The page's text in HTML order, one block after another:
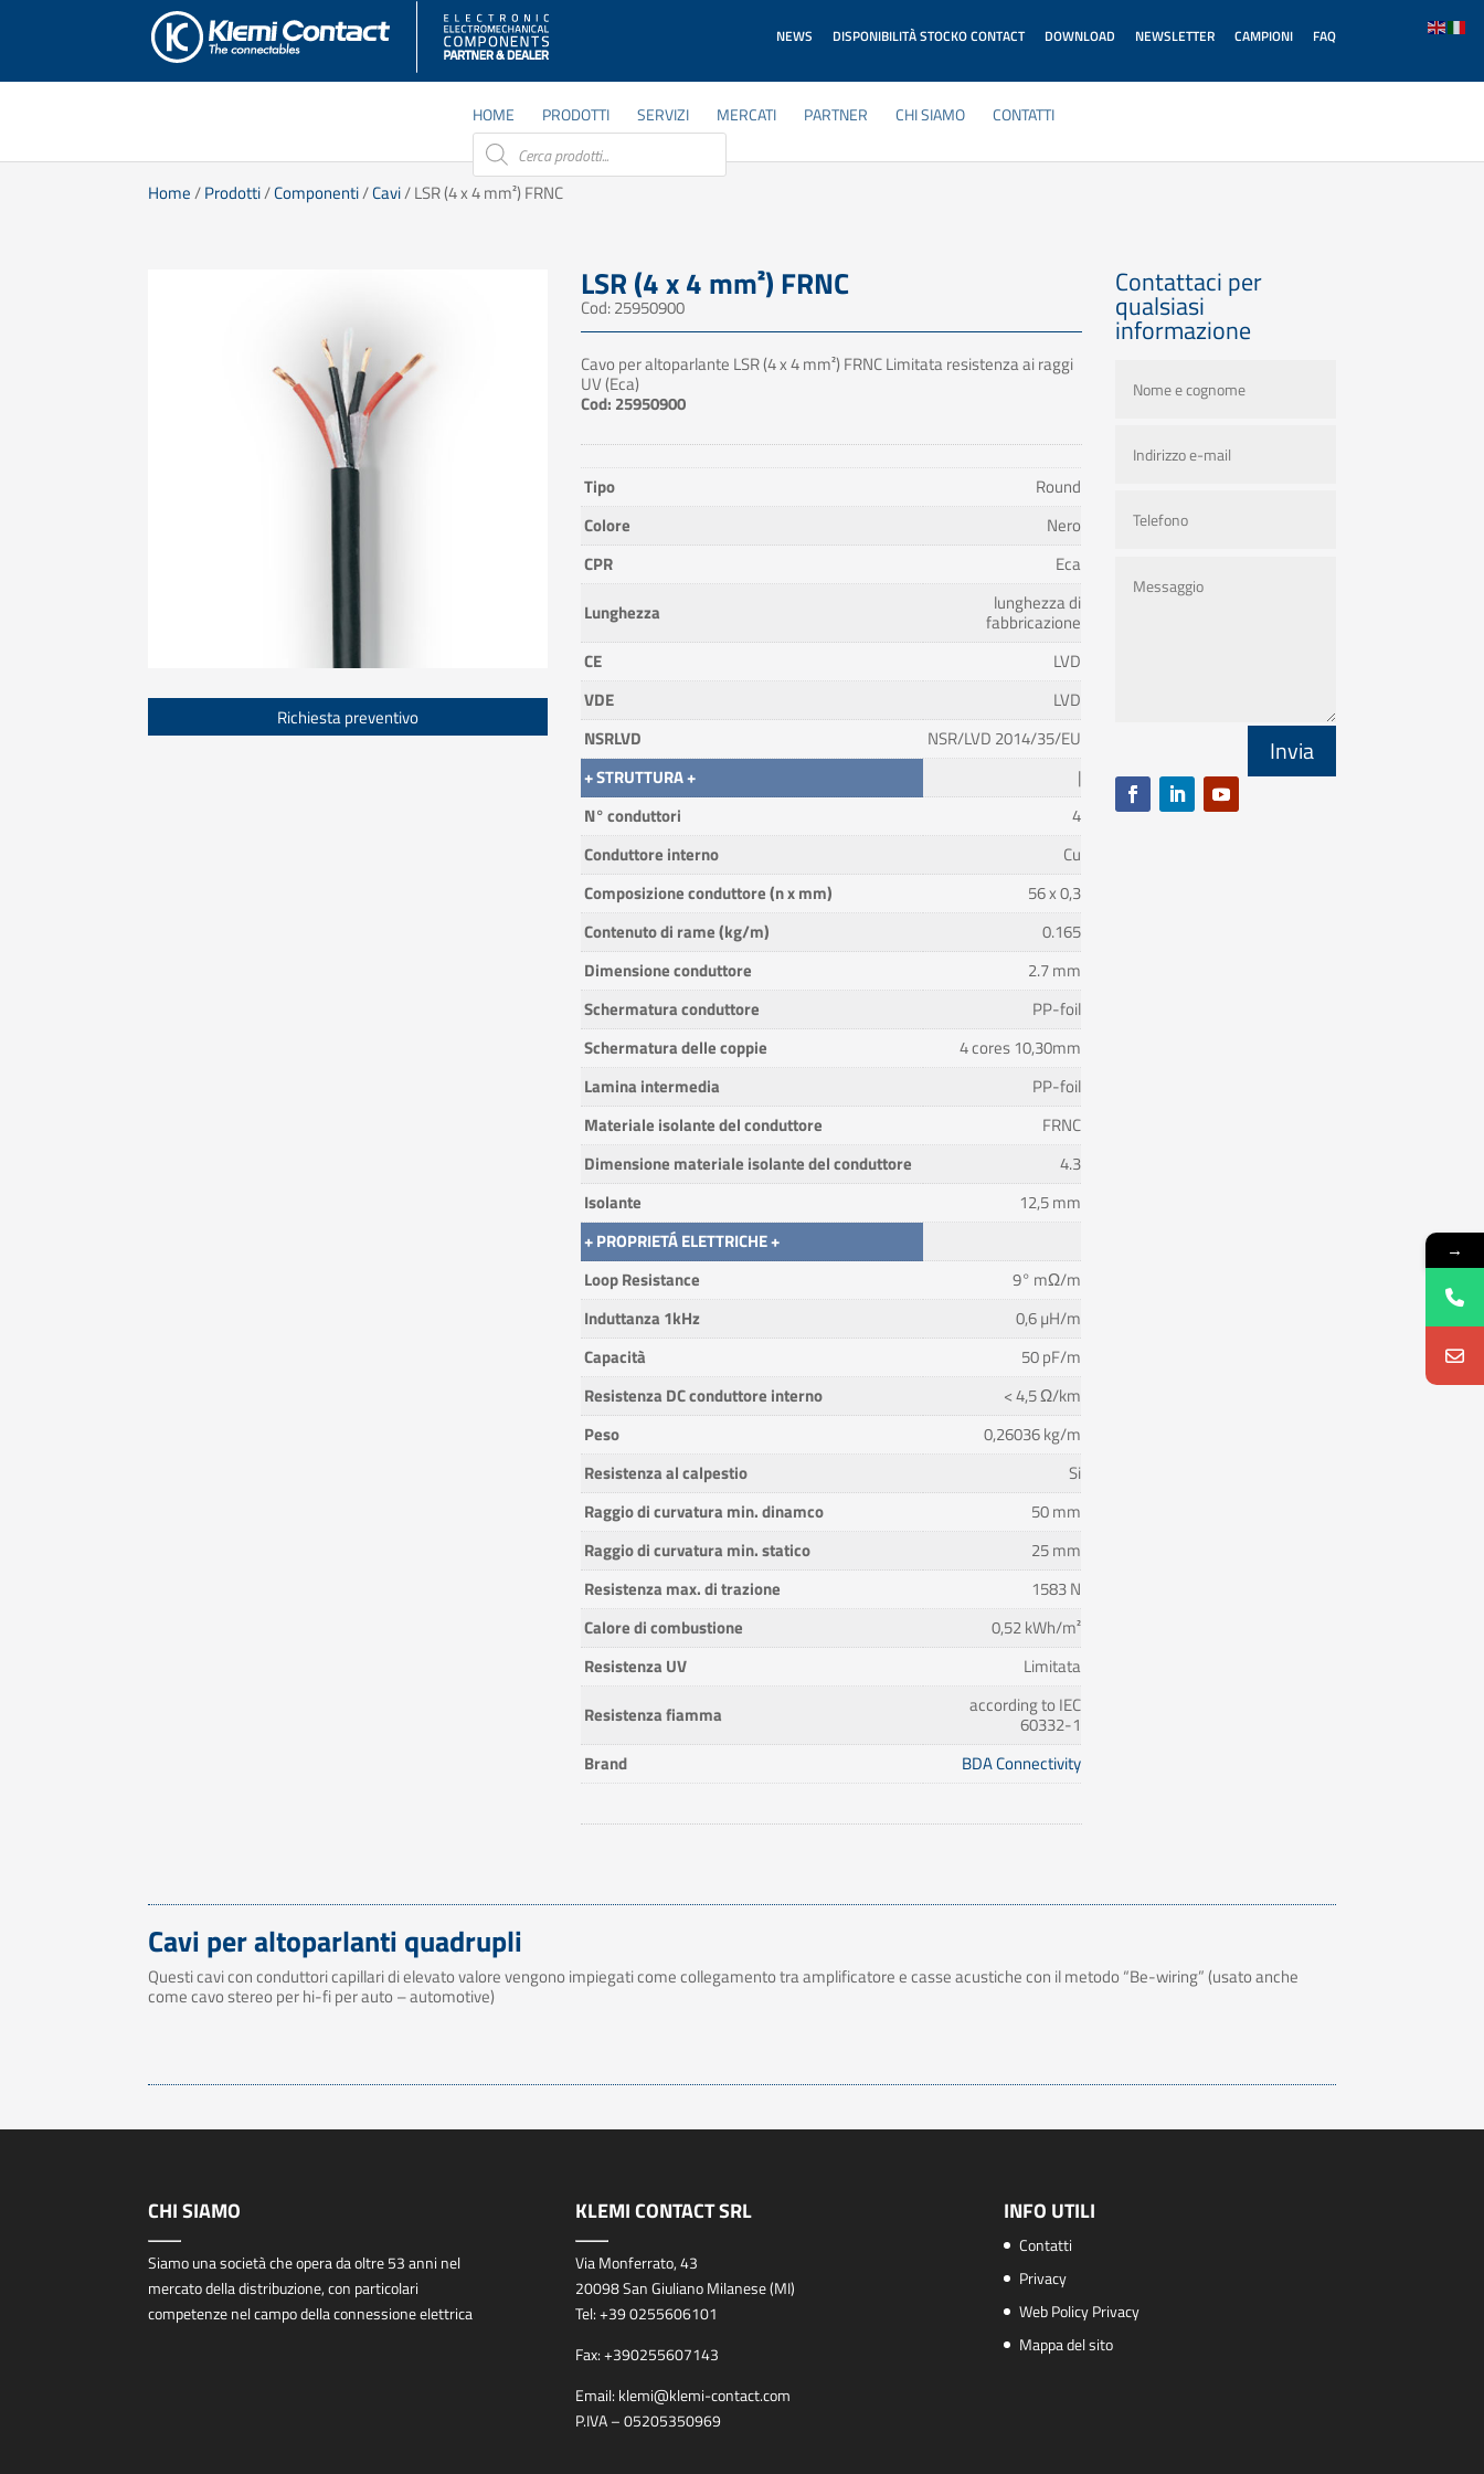
NEWS DISPONIBILITÀ STOCKO CONTACT DOWNLOAD NEWSLETTER CAMPIONI FAQ
HOME PRODOTTI SERVIZI MERCATI PARTNER CHI SIAMO
CONTATTI
Products
search
Home/Prodotti/Componenti/Cavi/ LSR (4 x 4 mm²) FRNC
Richiesta preventivo
LSR (4 x 4 mm²) FRNC
Cod: 25950900
Cavo per altoparlante LSR (4 x 4 mm²) FRNC Limitata resistenza ai raggi
UV (Eca)
Cod: 25950900
Tipo
Round
Colore
Nero
CPR
Eca
Lunghezza
lunghezza di
fabbricazione
CE
LVD
VDE
LVD
NSRLVD
NSR/LVD 2014/35/EU
+ STRUTTURA +
|
N° conduttori
4
Conduttore interno
Cu
Composizione conduttore (n x mm)
56 x 0,3
Contenuto di rame (kg/m)
0.165
Dimensione conduttore
2.7 mm
Schermatura conduttore
PP-foil
Schermatura delle coppie
4 cores 10,30mm
Lamina intermedia
PP-foil
Materiale isolante del conduttore
FRNC
Dimensione materiale isolante del conduttore
4.3
Isolante
12,5 mm
+ PROPRIETÁ ELETTRICHE +
Loop Resistance
9° mΩ/m
Induttanza 1kHz
0,6 µH/m
Capacità
50 pF/m
Resistenza DC conduttore interno
< 4,5 Ω/km
Peso
0,26036 kg/m
Resistenza al calpestio
Si
Raggio di curvatura min. dinamco
50 mm
Raggio di curvatura min. statico
25 mm
Resistenza max. di trazione
1583 N
Calore di combustione
0,52 kWh/m²
Resistenza UV
Limitata
Resistenza fiamma
according to IEC
60332-1
Brand
BDA Connectivity
Contattaci per
qualsiasi
informazione
Invia
Cavi per altoparlanti quadrupli
Questi cavi con conduttori capillari di elevato valore vengono impiegati come collegamento tra amplificatore e casse acustiche con il metodo “Be-wiring” (usato anche
come cavo stereo per hi-fi per auto – automotive)
CHI SIAMO
Siamo una società che opera da oltre 53 anni nel
mercato della distribuzione, con particolari
competenze nel campo della connessione elettrica
KLEMI CONTACT SRL
Via Monferrato, 43
20098 San Giuliano Milanese (MI)
Tel:+39 0255606101
Fax:+390255607143
Email: klemi@klemi-contact.com
P.IVA – 05205350969
INFO UTILI
Contatti
Privacy
Web Policy Privacy
Mappa del sito
→